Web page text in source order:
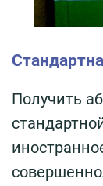
Получить